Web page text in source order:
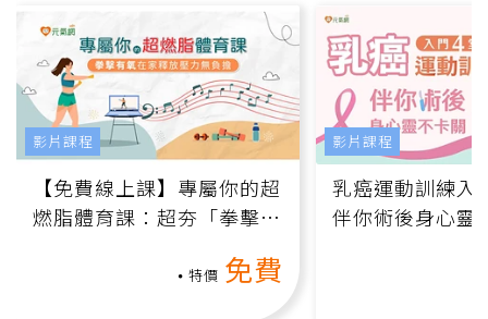
【免費線上課】專屬你的超
燃脂體育課：超夯「拳擊有
特價 免費
影片課程
乳癌運動訓練入
伴你術後身心靈
影片課程